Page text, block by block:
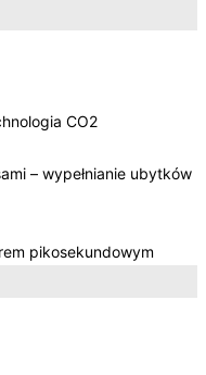
CO2
– wypełnianie ubytków
pikosekundowym